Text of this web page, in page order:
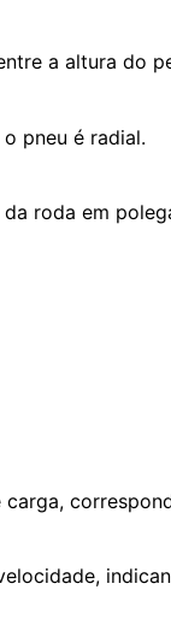
a altura do
pneu é radial.
roda em
carga,